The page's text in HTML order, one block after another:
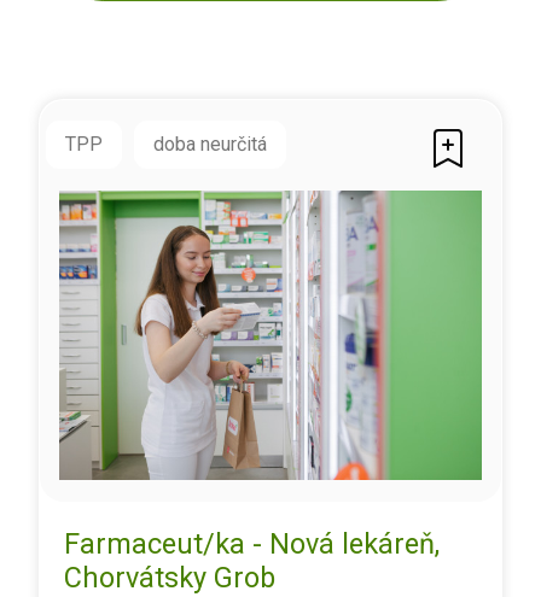
TPP doba neurčitá
Farmaceut/ka - Nová lekáreň,
Chorvátsky Grob